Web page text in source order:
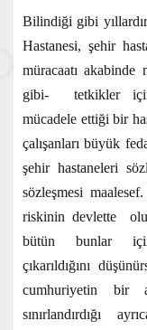
Bilindiği gibi
Hastanesi, şehir
müracaatı akabinde
gibi- tetkikler için
mücadele ettiği bir
çalışanları büyük
şehir hastaneleri
sözleşmesi
riskinin devlette
bütün bunlar
çıkarıldığını
cumhuriyetin bir
sınırlandırdığı